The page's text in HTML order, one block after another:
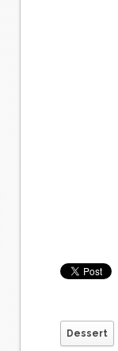
Dessert